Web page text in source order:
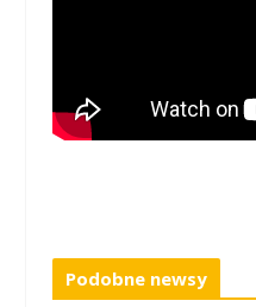
Podobne newsy